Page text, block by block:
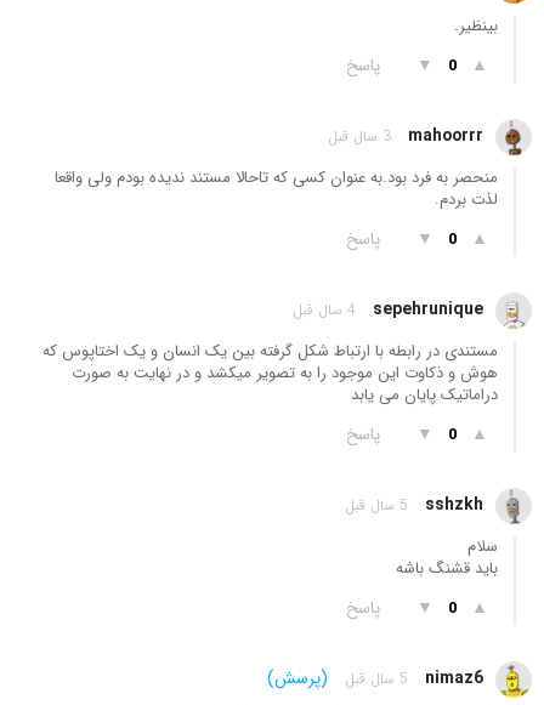
بینظیر.
▲
0
▼ پاسخ
mahoorrr 3 سال قبل
منحصر به فرد بود.به عنوان کسی که تاحالا مستند ندیده بودم ولی واقعا
لذت بردم.
▲
0
▼ پاسخ
sepehrunique 4 سال قبل
مستندی در رابطه با ارتباط شکل گرفته بین یک انسان و یک اختاپوس که
هوش و ذکاوت این موجود را به تصویر میکشد و در نهایت به صورت
دراماتیک پایان می یابد
▲
0
▼ پاسخ
sshzkh 5 سال قبل
سلام
باید قشنگ باشه
▲
0
▼ پاسخ
nimaz6 5 سال قبل (پرسش)